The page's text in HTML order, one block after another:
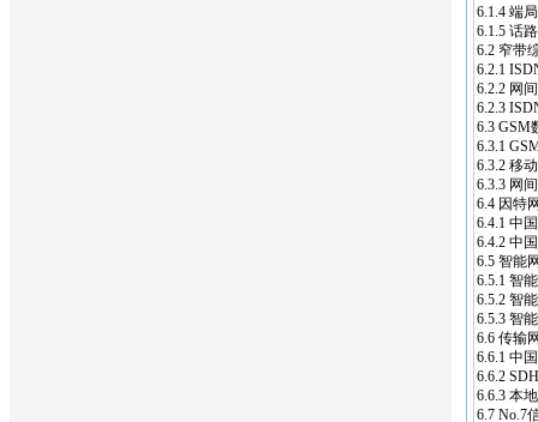
6.1.4 端
6.1.5 话
6.2 窄带
6.2.1
6.2.2 网
6.2.3
6.3 GSM
6.3.1
6.3.2 移动
6.3.3 网
6.4 因特
6.4.1 中
6.4.2 中
6.5 智能
6.5.1 智能
6.5.2 智能
6.5.3 智能
6.6 传输
6.6.1 中国
6.6.2
6.6.3 本
6.7 No.7